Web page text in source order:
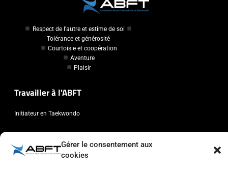
Gérer le consentement aux
cookies
Respect de l'autre et estime de soi
Tolérance et générosité
Courtoisie et coopération
Aventure
Plaisir
Travailler à l'ABFT
Initiateur en Taekwondo
Association Belge Francophone de Taekwondo